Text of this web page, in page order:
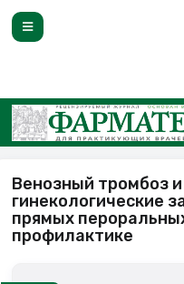
Венозный тромбоз
гинекологические
прямых
профилактике